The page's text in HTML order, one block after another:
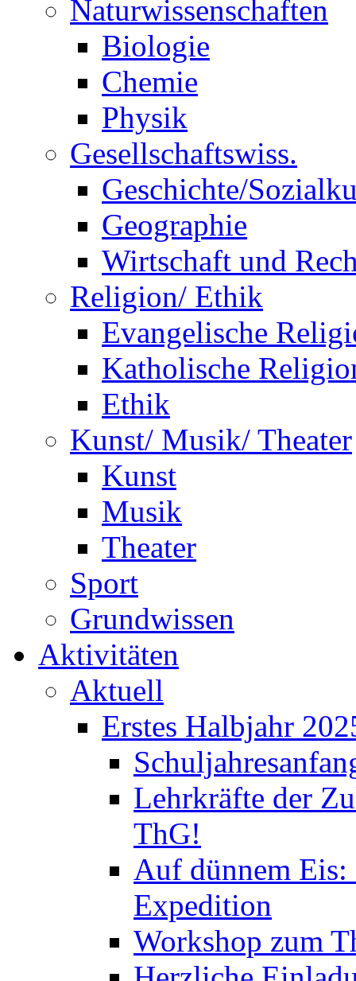
Naturwissenschaften
Biologie
Chemie
Physik
Gesellschaftswiss.
Geschichte/
Geographie
Wirtschaft und
Religion/ Ethik
Evangelische
Katholische
Ethik
Kunst/ Musik/ Theater
Kunst
Musik
Theater
Sport
Grundwissen
Aktivitäten
Aktuell
Erstes Halbjahr
Lehrkräfte der
ThG!
Auf dünnem
Expedition
Workshop zum